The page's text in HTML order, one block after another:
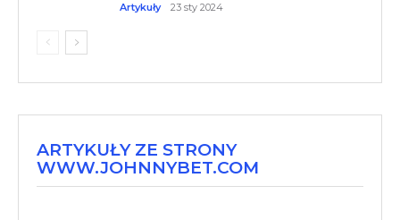
Artykuły 23 sty 2024
ARTYKUŁY ZE STRONY
WWW.JOHNNYBET.COM